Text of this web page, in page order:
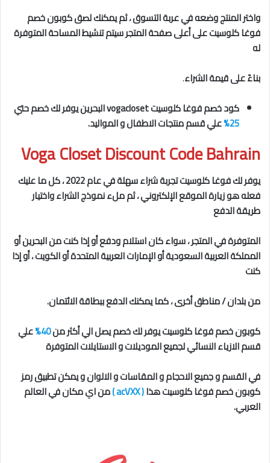
واختر المنتج وضعه في عربة التسوق ، ثم يمكنك لصق كوبون خصم
فوغا كلوسيت على أعلى صفحة المتجر سيتم تنشيط المساحة المتوفرة
له
بناءً على قيمة الشراء.
كود خصم فوغا كلوسيت vogacloset البحرين يوفر لك خصم حتي
25% علي قسم منتجات الاطفال و المواليد.
Voga Closet Discount Code Bahrain
يوفر لك فوغا كلوسيت تجربة شراء سهلة في عام 2022 ، كل ما عليك
فعله هو زيارة الموقع الإلكتروني ، ثم ملء نموذج الشراء واختيار
طريقة الدفع
المتوفرة في المتجر ، سواء كان استلام ودفع أو إذا كنت من البحرين أو
المملكة العربية السعودية أو الإمارات العربية المتحدة أو الكويت ، أو إذا
كنت
من بلدان / مناطق أخرى ، كما يمكنك الدفع ببطاقة الائتمان.
كوبون خصم فوغا كلوسيت يوفر لك خصم يصل الي أكثر من40%
علي
قسم الازياء النسائي لجميع الموديلات و الاستايلات المتوفرة
في القسم و جميع الاحجام و المقاسات و الالوان و يمكن تطبيق رمز
كوبون خصم فوغا كلوسيت هذا( acVXX )
من اي مكان في العالم
العربي.